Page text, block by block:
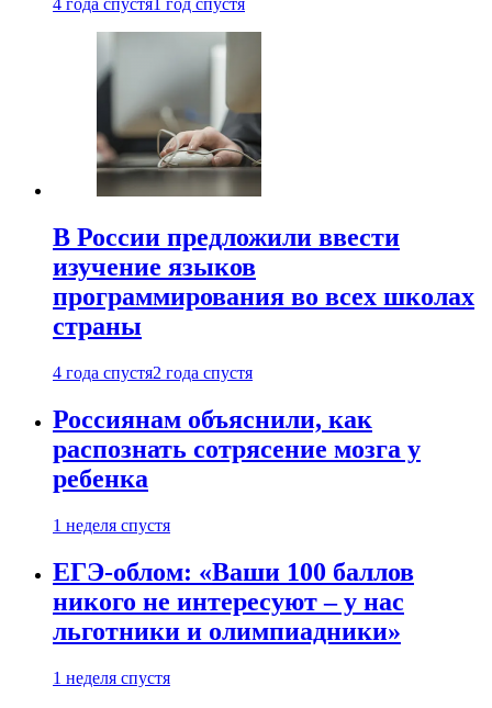
4 года спустя 1 год спустя
В России предложили ввести
изучение языков
программирования во всех школах
страны
4 года спустя2 года спустя
Россиянам объяснили, как
распознать сотрясение мозга у
ребенка
1 неделя спустя
ЕГЭ-облом: «Ваши 100 баллов
никого не интересуют – у нас
льготники и олимпиадники»
1 неделя спустя